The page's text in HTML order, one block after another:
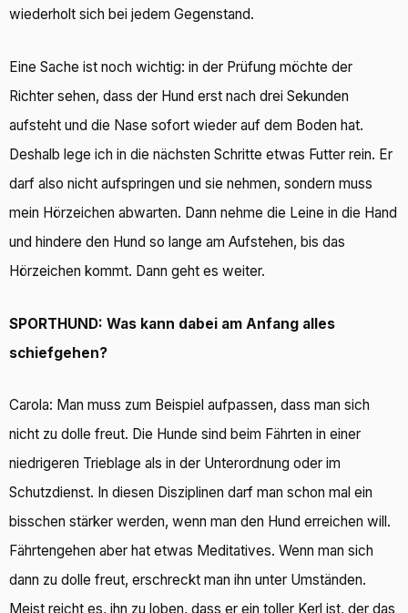
wiederholt sich bei jedem Gegenstand.
Eine Sache ist noch wichtig: in der Prüfung möchte der
Richter sehen, dass der Hund erst nach drei Sekunden
aufsteht und die Nase sofort wieder auf dem Boden hat.
Deshalb lege ich in die nächsten Schritte etwas Futter rein. Er
darf also nicht aufspringen und sie nehmen, sondern muss
mein Hörzeichen abwarten. Dann nehme die Leine in die Hand
und hindere den Hund so lange am Aufstehen, bis das
Hörzeichen kommt. Dann geht es weiter.
SPORTHUND: Was kann dabei am Anfang alles
schiefgehen?
Carola: Man muss zum Beispiel aufpassen, dass man sich
nicht zu dolle freut. Die Hunde sind beim Fährten in einer
niedrigeren Trieblage als in der Unterordnung oder im
Schutzdienst. In diesen Disziplinen darf man schon mal ein
bisschen stärker werden, wenn man den Hund erreichen will.
Fährtengehen aber hat etwas Meditatives. Wenn man sich
dann zu dolle freut, erschreckt man ihn unter Umständen.
Meist reicht es, ihn zu loben, dass er ein toller Kerl ist, der das